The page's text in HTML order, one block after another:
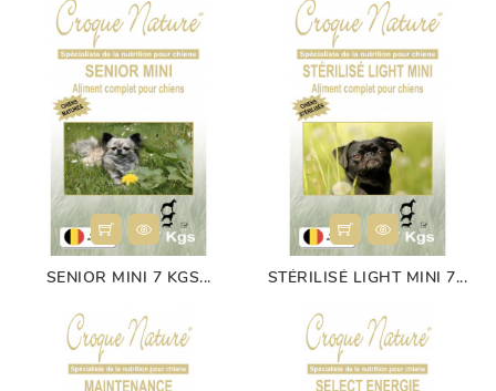
SENIOR MINI 7 KGS... STÉRILISÉ LIGHT MINI 7...